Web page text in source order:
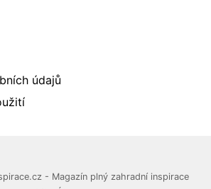
údajů
- Magazín plný zahradní inspirace